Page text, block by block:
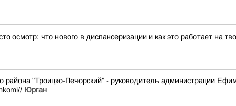
осмотр: что нового в диспансеризации и как это работает на
района "Троицко-Печорский" - руководитель администрации
// Юрган